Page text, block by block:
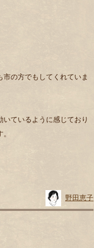
の方でもしてくれていま
ているように感じており
野田恵子